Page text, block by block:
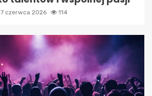
czerwca 2026 114